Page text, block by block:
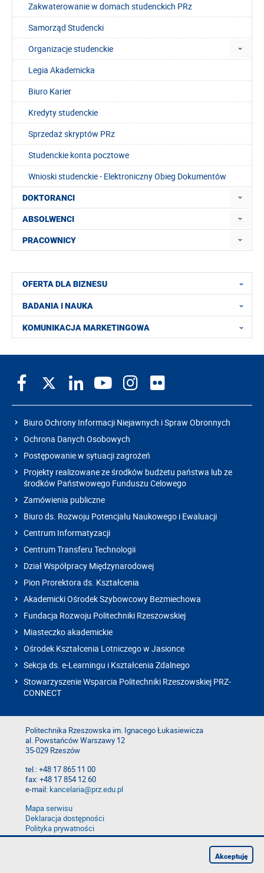
Zakwaterowanie w domach studenckich PRz
Samorząd Studencki
Organizacje studenckie
Legia Akademicka
Biuro Karier
Kredyty studenckie
Sprzedaż skryptów PRz
Studenckie konta pocztowe
Wnioski studenckie - Elektroniczny Obieg Dokumentów
DOKTORANCI
ABSOLWENCI
PRACOWNICY
OFERTA DLA BIZNESU
BADANIA I NAUKA
KOMUNIKACJA MARKETINGOWA
Biuro Ochrony Informacji Niejawnych i Spraw Obronnych
Ochrona Danych Osobowych
Postępowanie w sytuacji zagrożeń
Projekty realizowane ze środków budżetu państwa lub ze
środków Państwowego Funduszu Celowego
Zamówienia publiczne
Biuro ds. Rozwoju Potencjału Naukowego i Ewaluacji
Centrum Informatyzacji
Centrum Transferu Technologii
Dział Współpracy Międzynarodowej
Pion Prorektora ds. Kształcenia
Akademicki Ośrodek Szybowcowy Bezmiechowa
Fundacja Rozwoju Politechniki Rzeszowskiej
Miasteczko akademickie
Ośrodek Kształcenia Lotniczego w Jasionce
Sekcja ds. e-Learningu i Kształcenia Zdalnego
Stowarzyszenie Wsparcia Politechniki Rzeszowskiej PRZ-
CONNECT
Politechnika Rzeszowska im. Ignacego Łukasiewicza
al. Powstańców Warszawy 12
35-029 Rzeszów
tel.: +48 17 865 11 00
fax: +48 17 854 12 60
e-mail:kancelaria@prz.edu.pl
Mapa serwisu
Deklaracja dostępności
Polityka prywatności
Zgłoś błąd na stronie
Akceptuję